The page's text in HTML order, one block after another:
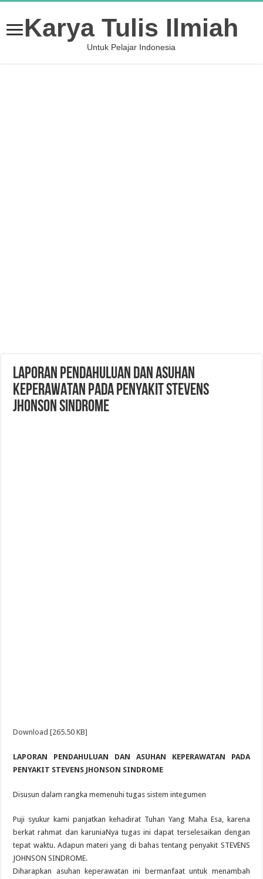
Karya Tulis Ilmiah
Untuk Pelajar Indonesia
LAPORAN PENDAHULUAN DAN ASUHAN
KEPERAWATAN PADA PENYAKIT STEVENS
JHONSON SINDROME
Download [265.50 KB]
LAPORAN PENDAHULUAN DAN ASUHAN KEPERAWATAN PADA
PENYAKIT STEVENS JHONSON SINDROME
Disusun dalam rangka memenuhi tugas sistem integumen
Puji syukur kami panjatkan kehadirat Tuhan Yang Maha Esa, karena
berkat rahmat dan karuniaNya tugas ini dapat terselesaikan dengan
tepat waktu. Adapun materi yang di bahas tentang penyakit STEVENS
JOHNSON SINDROME.
Diharapkan asuhan keperawatan ini bermanfaat untuk menambah